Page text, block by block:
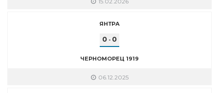
ЯНТРА
0 - 0
ЧЕРНОМОРЕЦ 1919
06.12.2025